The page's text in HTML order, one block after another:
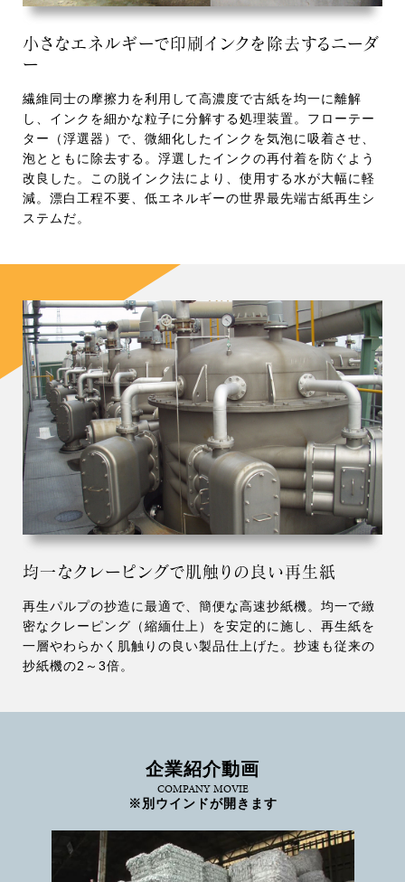
小さなエネルギーで印刷インクを除去するニーダ
ー
繊維同士の摩擦力を利用して高濃度で古紙を均一に離解
し、インクを細かな粒子に分解する処理装置。フローテー
ター（浮選器）で、微細化したインクを気泡に吸着させ、
泡とともに除去する。浮選したインクの再付着を防ぐよう
改良した。この脱インク法により、使用する水が大幅に軽
減。漂白工程不要、低エネルギーの世界最先端古紙再生シ
ステムだ。
均一なクレーピングで肌触りの良い再生紙
再生パルプの抄造に最適で、簡便な高速抄紙機。均一で緻
密なクレーピング（縮緬仕上）を安定的に施し、再生紙を
一層やわらかく肌触りの良い製品仕上げた。抄速も従来の
抄紙機の2～3倍。
企業紹介動画
COMPANY MOVIE
※別ウインドが開きます